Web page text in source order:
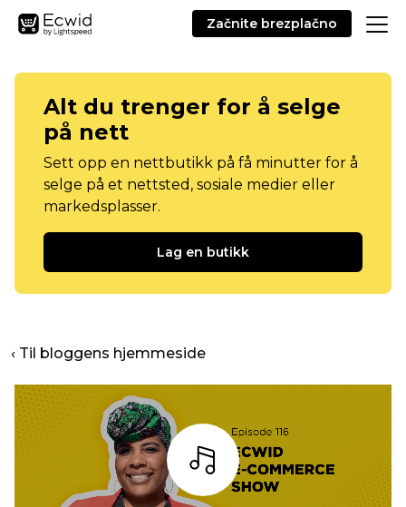
Začnite brezplačno
Alt du trenger for å selge
på nett
Sett opp en nettbutikk på få minutter for å
selge på et nettsted, sosiale medier eller
markedsplasser.
Lag en butikk
‹ Til bloggens hjemmeside